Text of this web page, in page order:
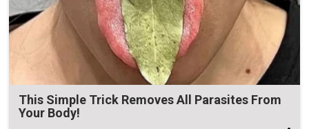
This Simple Trick Removes All Parasites From
Your Body!